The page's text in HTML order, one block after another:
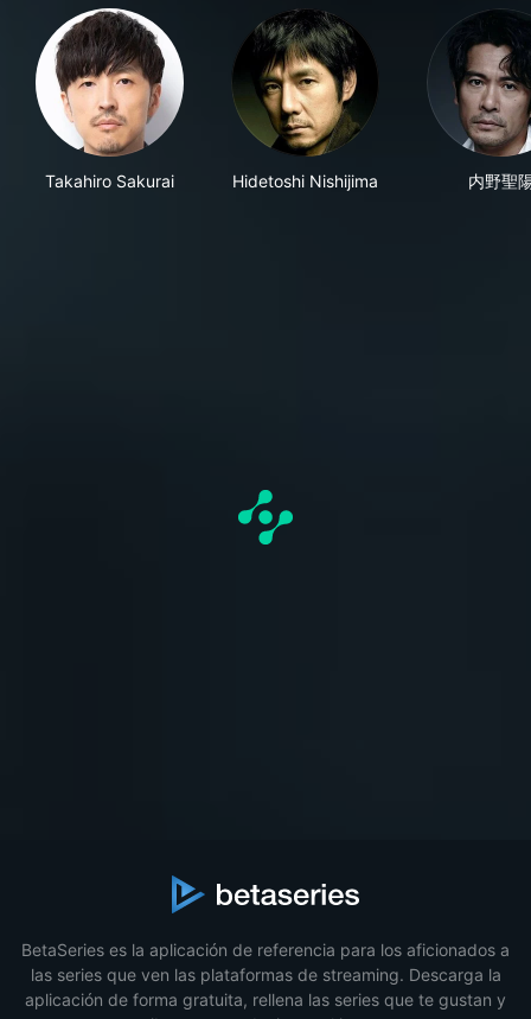
Takahiro Sakurai Hidetoshi Nishijima 内野聖
BetaSeries es la aplicación de referencia para los aficionados a
las series que ven las plataformas de streaming. Descarga la
aplicación de forma gratuita, rellena las series que te gustan y